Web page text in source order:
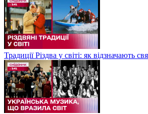
Традиції Різдва у світі: як відзначають